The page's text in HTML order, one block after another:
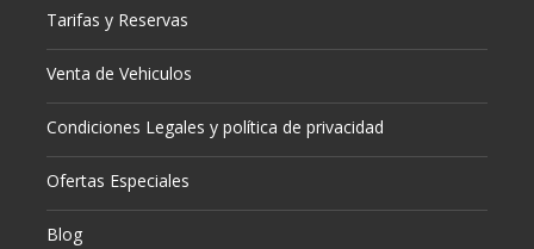
Tarifas y Reservas
Venta de Vehiculos
Condiciones Legales y política de privacidad
Ofertas Especiales
Blog